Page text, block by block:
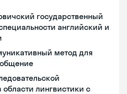
государственный
английский и
метод для
области лингвистики с